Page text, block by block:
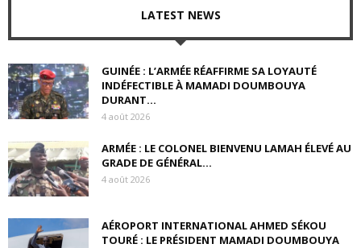
LATEST NEWS
GUINÉE : L’ARMÉE RÉAFFIRME SA LOYAUTÉ
INDÉFECTIBLE À MAMADI DOUMBOUYA
DURANT...
4 août 2026
ARMÉE : LE COLONEL BIENVENU LAMAH ÉLEVÉ AU
GRADE DE GÉNÉRAL...
4 août 2026
AÉROPORT INTERNATIONAL AHMED SÉKOU
TOURÉ : LE PRÉSIDENT MAMADI DOUMBOUYA